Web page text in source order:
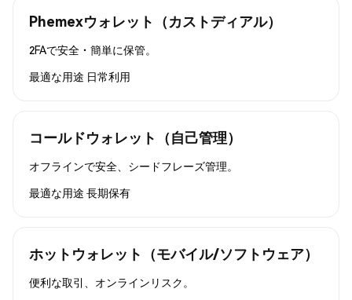
Phemexウォレット（カストディアル）
2FAで安全・簡単に保管。
最適な用途 日常利用
コールドウォレット（自己管理）
オフラインで安全、シードフレーズ管理。
最適な用途 長期保有
ホットウォレット（モバイル/ソフトウェア）
便利な取引、オンラインリスク。